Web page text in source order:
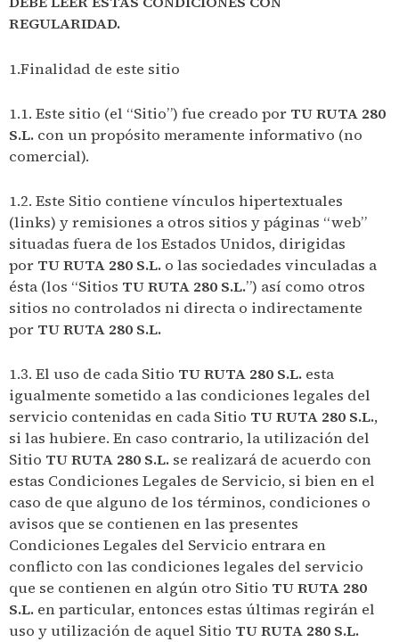
REGULARIDAD.
1.Finalidad de este sitio
1.1. Este sitio (el “Sitio”) fue creado por TU RUTA 280
S.L. con un propósito meramente informativo (no
comercial).
1.2. Este Sitio contiene vínculos hipertextuales
(links) y remisiones a otros sitios y páginas “web”
situadas fuera de los Estados Unidos, dirigidas
por TU RUTA 280 S.L. o las sociedades vinculadas a
ésta (los “Sitios TU RUTA 280 S.L.”) así como otros
sitios no controlados ni directa o indirectamente
por TU RUTA 280 S.L.
1.3. El uso de cada Sitio TU RUTA 280 S.L. esta
igualmente sometido a las condiciones legales del
servicio contenidas en cada Sitio TU RUTA 280 S.L.,
si las hubiere. En caso contrario, la utilización del
Sitio TU RUTA 280 S.L. se realizará de acuerdo con
estas Condiciones Legales de Servicio, si bien en el
caso de que alguno de los términos, condiciones o
avisos que se contienen en las presentes
Condiciones Legales del Servicio entrara en
conflicto con las condiciones legales del servicio
que se contienen en algún otro Sitio TU RUTA 280
S.L. en particular, entonces estas últimas regirán el
uso y utilización de aquel Sitio TU RUTA 280 S.L.